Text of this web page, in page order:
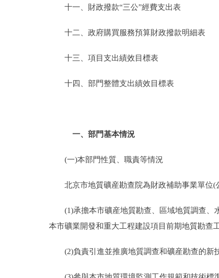
十一、財政撥款“三公”經費支出表
十二、政府購買服務預算財政撥款明細表
十三、項目支出績效目標表
十四、部門整體支出績效目標表
一、部門基本情況
(一)本部門性質、職責等情況
北京市地質礦産勘查院為財政補助事業單位(
(1)承擔本市礦産地質勘查、區域地質調查、
本市礦業開發和重大工程建設項目前期地質勘查
(2)負責引進並推廣地質調查和礦産勘查的新